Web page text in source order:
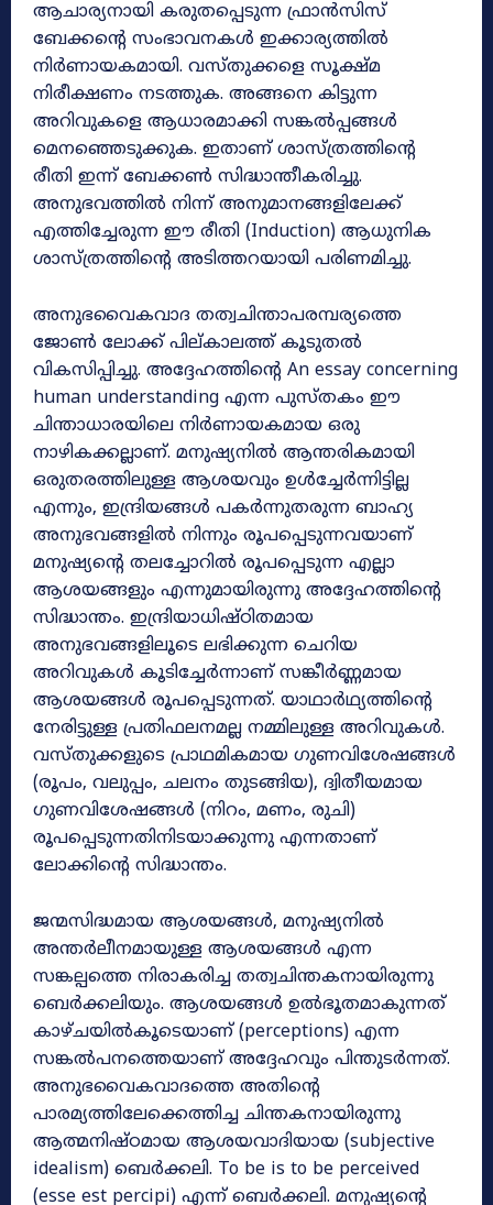
ആചാര്യനായി കരുതപ്പെടുന്ന ഫ്രാൻസിസ്
ബേക്കന്റെ സംഭാവനകൾ ഇക്കാര്യത്തിൽ
നിർണായകമായി. വസ്തുക്കളെ സൂക്ഷ്മ
നിരീക്ഷണം നടത്തുക. അങ്ങനെ കിട്ടുന്ന
അറിവുകളെ ആധാരമാക്കി സങ്കൽപ്പങ്ങൾ
മെനഞ്ഞെടുക്കുക. ഇതാണ് ശാസ്ത്രത്തിന്റെ
രീതി ഇന്ന് ബേക്കൺ സിദ്ധാന്തീകരിച്ചു.
അനുഭവത്തിൽ നിന്ന് അനുമാനങ്ങളിലേക്ക്
എത്തിച്ചേരുന്ന ഈ രീതി (Induction) ആധുനിക
ശാസ്ത്രത്തിന്റെ അടിത്തറയായി പരിണമിച്ചു.
അനുഭവൈകവാദ തത്വചിന്താപരമ്പര്യത്തെ
ജോൺ ലോക്ക് പില്കാലത്ത് കൂടുതൽ
വികസിപ്പിച്ചു. അദ്ദേഹത്തിന്റെ An essay concerning
human understanding എന്ന പുസ്തകം ഈ
ചിന്താധാരയിലെ നിർണായകമായ ഒരു
നാഴികക്കല്ലാണ്. മനുഷ്യനിൽ ആന്തരികമായി
ഒരുതരത്തിലുള്ള ആശയവും ഉൾച്ചേർന്നിട്ടില്ല
എന്നും, ഇന്ദ്രിയങ്ങൾ പകർന്നുതരുന്ന ബാഹ്യ
അനുഭവങ്ങളിൽ നിന്നും രൂപപ്പെടുന്നവയാണ്
മനുഷ്യന്റെ തലച്ചോറിൽ രൂപപ്പെടുന്ന എല്ലാ
ആശയങ്ങളും എന്നുമായിരുന്നു അദ്ദേഹത്തിന്റെ
സിദ്ധാന്തം. ഇന്ദ്രിയാധിഷ്ഠിതമായ
അനുഭവങ്ങളിലൂടെ ലഭിക്കുന്ന ചെറിയ
അറിവുകൾ കൂടിച്ചേർന്നാണ് സങ്കീർണ്ണമായ
ആശയങ്ങൾ രൂപപ്പെടുന്നത്. യാഥാർഥ്യത്തിന്റെ
നേരിട്ടുള്ള പ്രതിഫലനമല്ല നമ്മിലുള്ള അറിവുകൾ.
വസ്തുക്കളുടെ പ്രാഥമികമായ ഗുണവിശേഷങ്ങൾ
(രൂപം, വലുപ്പം, ചലനം തുടങ്ങിയ), ദ്വിതീയമായ
ഗുണവിശേഷങ്ങൾ (നിറം, മണം, രുചി)
രൂപപ്പെടുന്നതിനിടയാക്കുന്നു എന്നതാണ്
ലോക്കിന്റെ സിദ്ധാന്തം.
ജന്മസിദ്ധമായ ആശയങ്ങൾ, മനുഷ്യനിൽ
അന്തർലീനമായുള്ള ആശയങ്ങൾ എന്ന
സങ്കല്പത്തെ നിരാകരിച്ച തത്വചിന്തകനായിരുന്നു
ബെർക്കലിയും. ആശയങ്ങൾ ഉൽഭൂതമാകുന്നത്
കാഴ്ചയിൽകൂടെയാണ് (perceptions) എന്ന
സങ്കൽപനത്തെയാണ് അദ്ദേഹവും പിന്തുടർന്നത്.
അനുഭവൈകവാദത്തെ അതിന്റെ
പാരമ്യത്തിലേക്കെത്തിച്ച ചിന്തകനായിരുന്നു
ആത്മനിഷ്ഠമായ ആശയവാദിയായ (subjective
idealism) ബെർക്കലി. To be is to be perceived
(esse est percipi) എന്ന് ബെർക്കലി. മനുഷ്യന്റെ